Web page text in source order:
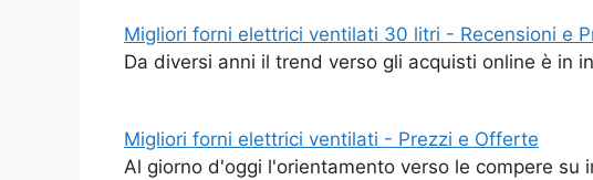
Migliori forni elettrici ventilati 30 litri - Recensioni e
Da diversi anni il trend verso gli acquisti online è in
Migliori forni elettrici ventilati - Prezzi e Offerte
Al giorno d'oggi l'orientamento verso le compere su